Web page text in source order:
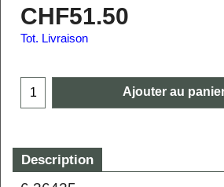
CHF51.50
Tot. Livraison
Ajouter au
Description